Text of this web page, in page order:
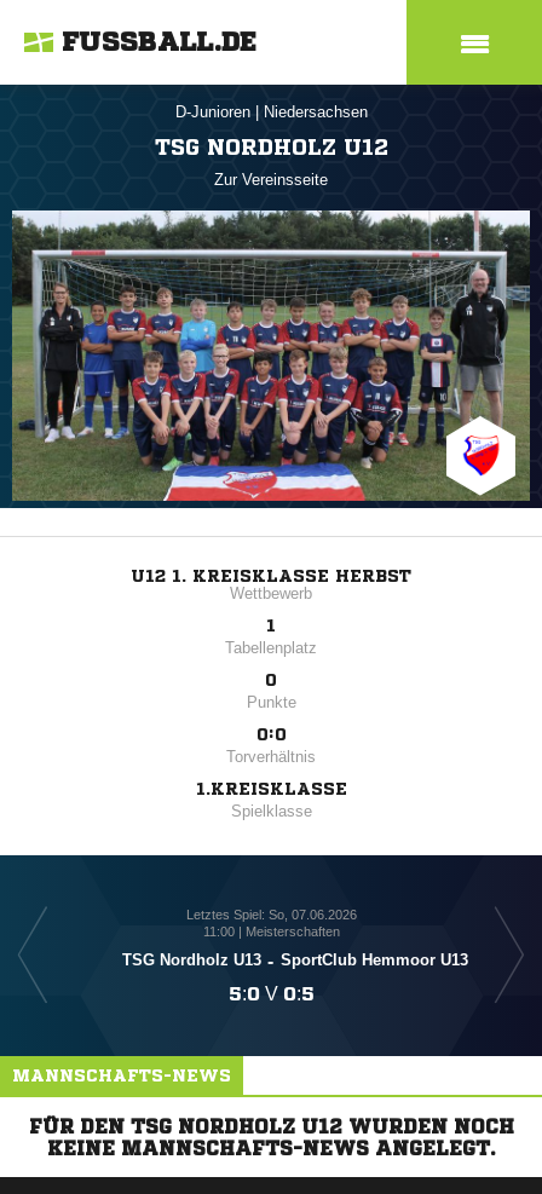
FUSSBALL.DE
D-Junioren Niedersachsen
TSG NORDHOLZ U12
Zur Vereinsseite
U12 1. KREISKLASSE HERBST
Wettbewerb
1
Tabellenplatz
0
Punkte
0:0
Torverhältnis
1.KREISKLASSE
Spielklasse
Letztes Spiel: So, 07.06.2026
11:00 | Meisterschaften
TSG Nordholz U13 - SportClub Hemmoor U13
:V :
MANNSCHAFTS-NEWS
FÜR DEN TSG NORDHOLZ U12 WURDEN NOCH
KEINE MANNSCHAFTS-NEWS ANGELEGT.